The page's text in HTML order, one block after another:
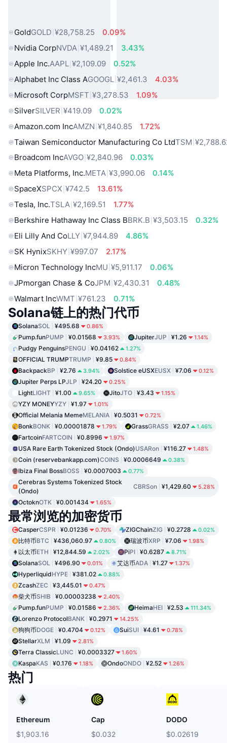
GoldGOLD ¥28,758.25
0.09%
Nvidia CorpNVDA ¥1,489.21
3.43%
Apple Inc.AAPL ¥2,109.09
0.52%
Alphabet Inc Class AGOOGL ¥2,461.3
4.03%
Microsoft CorpMSFT ¥3,278.53
1.09%
SilverSILVER ¥419.09
0.02%
Amazon.com IncAMZN ¥1,840.85
1.72%
Taiwan Semiconductor Manufacturing Co LtdTSM
Broadcom IncAVGO ¥2,840.96
0.03%
Meta Platforms, Inc.META ¥3,990.06
0.14%
SpaceXSPCX ¥742.5
13.61%
Tesla, Inc.TSLA ¥2,169.51
1.77%
Berkshire Hathaway Inc Class BBRK.B ¥3,503.15
0.32%
Eli Lilly And CoLLY ¥7,944.89
4.86%
SK HynixSKHY ¥997.07
2.17%
Micron Technology IncMU ¥5,911.17
0.06%
JPmorgan Chase & CoJPM ¥2,430.31
0.48%
Walmart IncWMT ¥761.23 0.71%
Solana链上的热门代币
SolanaSOL ¥495.68 0.86%
Pump.funPUMP ¥0.01568 3.93% JupiterJUP ¥1.26 1.14%
Pudgy PenguinsPENGU ¥0.04162 1.27%
OFFICIAL TRUMPTRUMP ¥9.85 0.84%
BackpackBP ¥2.76 3.94% Solstice eUSXEUSX ¥7.06 0.12%
Jupiter Perps LPJLP ¥24.20 0.25%
LightLIGHT ¥1.00 9.65% JitoJTO ¥3.43 1.15%
YZY MONEYYZY ¥1.97 1.01%
Official Melania MemeMELANIA ¥0.5031 0.72%
BonkBONK ¥0.00001878 1.79% GrassGRASS ¥2.07 1.46%
FartcoinFARTCOIN ¥0.8996 1.97%
USA Rare Earth Tokenized Stock (Ondo)USARon ¥116.27 1.48%
Coin (reservebankapp.com)COINS ¥0.0006649 0.38%
Ibiza Final BossBOSS ¥0.0007003 0.77%
Cerebras Systems Tokenized Stock
(Ondo)
CBRSon ¥1,429.60 5.28%
OctoknOTK ¥0.001434 1.65%
最常浏览的加密货币
CasperCSPR ¥0.01236 0.70% ZIGChainZIG ¥0.2728 0.02%
比特币BTC ¥436,060.97 0.80% 瑞波币XRP ¥7.06 1.98%
以太币ETH ¥12,844.59 2.02% PiPI ¥0.6287 8.71%
SolanaSOL ¥496.90 0.01% 艾达币ADA ¥1.27 1.37%
HyperliquidHYPE ¥381.02 0.88%
ZcashZEC ¥3,445.01 0.47%
柴犬币SHIB ¥0.00003238 2.40%
Pump.funPUMP ¥0.01586 2.36% HeimaHEI ¥2.53 111.34%
Lorenzo ProtocolBANK ¥0.2971 14.25%
狗狗币DOGE ¥0.4704 0.12% SuiSUI ¥4.61 0.78%
StellarXLM ¥1.09 2.81%
Terra ClassicLUNC ¥0.0003327 1.60%
KaspaKAS ¥0.176 1.18% OndoONDO ¥2.52 1.26%
热门
Ethereum
$1,903.16
Cap
$0.032
DODO
$0.02619